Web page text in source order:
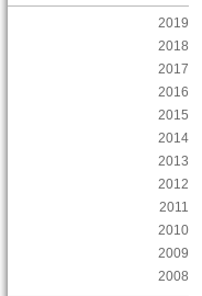
2019
2018
2017
2016
2015
2014
2013
2012
2011
2010
2009
2008